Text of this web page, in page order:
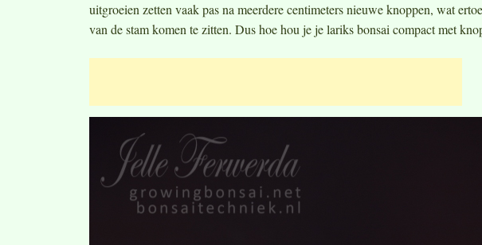
uitgroeien zetten vaak pas na meerdere centimeters nieuwe knoppen, wat
van de stam komen te zitten. Dus hoe hou je je lariks bonsai compact met